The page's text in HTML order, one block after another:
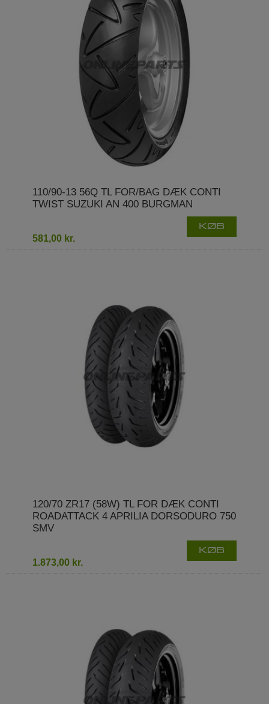
110/90-13 56Q TL FOR/BAG DÆK CONTI
TWIST SUZUKI AN 400 BURGMAN
581,00 kr.
KØB
120/70 ZR17 (58W) TL FOR DÆK CONTI
ROADATTACK 4 APRILIA DORSODURO 750
SMV
1.873,00 kr.
KØB